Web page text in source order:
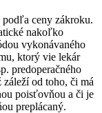
ceny zákroku.
nakoľko
vykonávaného
ktorý vie lekár
predoperačného
od toho, či má
poisťovňou a či je
preplácaný.